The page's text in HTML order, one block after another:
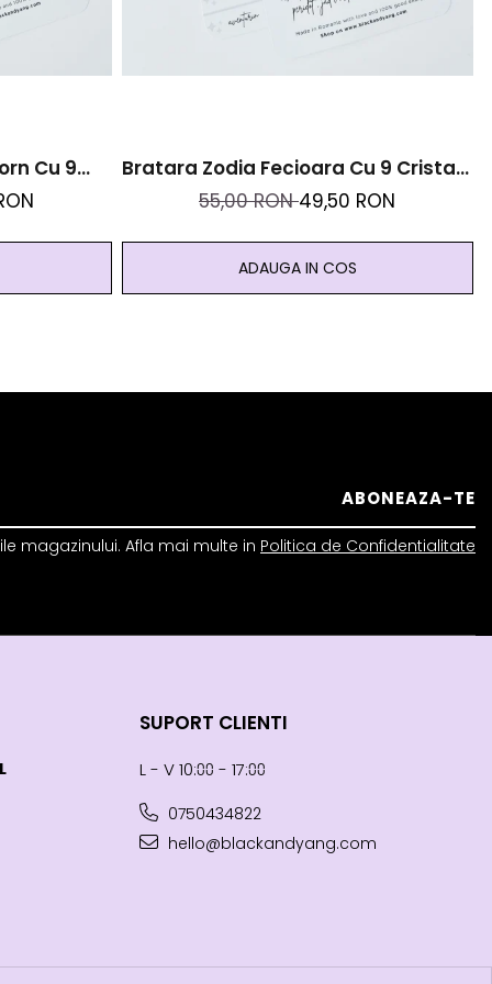
Cu 9
Bratara Zodia Fecioara Cu 9 Cristale
Naturale Si Otel Inoxidabil Auriu
55,00 RON49,50 RON
ADAUGA IN COS
magazinului. Afla mai multe in Politica de Confidentialitate
SUPORT CLIENTI
L - V 10:⩇⩇ - 17:⩇⩇
0750434822
hello@blackandyang.com